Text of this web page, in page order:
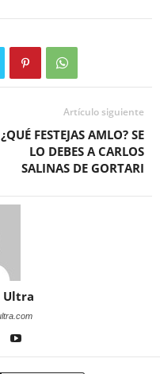
Artículo siguiente
¿QUÉ FESTEJAS AMLO? SE
LO DEBES A CARLOS
SALINAS DE GORTARI
Ultra